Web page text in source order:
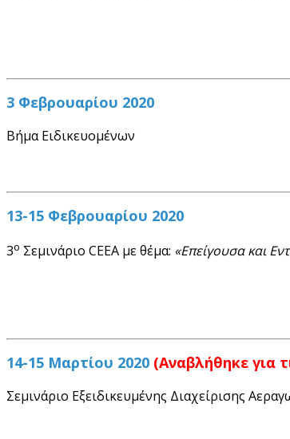
3 Φεβρουαρίου 2020
Βήμα Ειδικευομένων
13-15 Φεβρουαρίου 2020
3ο Σεμινάριο CEEΑ με θέμα: «Επείγουσα και
14-15 Μαρτίου 2020 (Αναβλήθηκε για
Σεμινάριο Εξειδικευμένης Διαχείρισης